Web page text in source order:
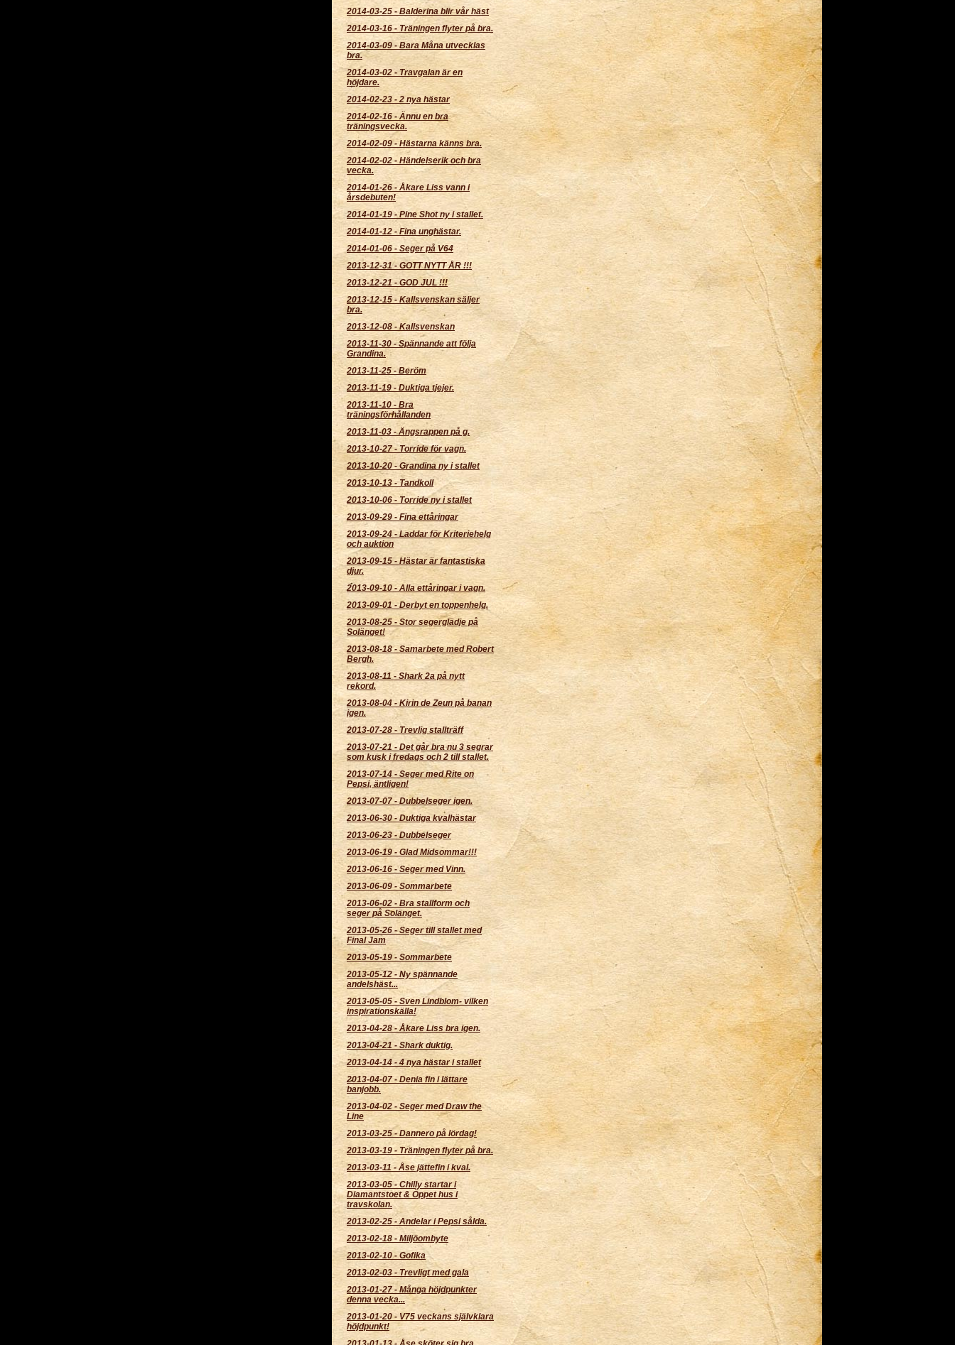
2014-03-25 -Balderina blir vår häst
2014-03-16- Träningen flyter på bra.
2014-03-09 - Bara Måna utvecklas
bra.
2014-03-02 - Travgalan är en
höjdare.
2014-02-23 - 2 nya hästar
2014-02-16 - Ännu en bra
träningsvecka.
2014-02-09-Hästarna känns bra.
2014-02-02 - Händelserik och bra
vecka.
2014-01-26 -Åkare Liss vann i
årsdebuten!
2014-01-19 - Pine Shot ny i stallet.
2014-01-12 - Fina unghästar.
2014-01-06 - Seger på V64
2013-12-31- GOTT NYTT ÅR !!!
2013-12-21 - GOD JUL !!!
2013-12-15- Kallsvenskan säljer
bra.
2013-12-08 -Kallsvenskan
2013-11-30 -Spännande att följa
Grandina.
2013-11-25 -Beröm
2013-11-19 -Duktiga tjejer.
2013-11-10 - Bra
träningsförhållanden
2013-11-03 -Ängsrappen på g.
2013-10-27-Torride för vagn.
2013-10-20- Grandina ny i stallet
2013-10-13 -Tandkoll
2013-10-06- Torride ny i stallet
2013-09-29 -Fina ettåringar
2013-09-24-Laddar för Kriteriehelg
och auktion
2013-09-15- Hästar är fantastiska
djur.
2013-09-10 -Alla ettåringar i vagn.
2013-09-01 -Derbyt en toppenhelg.
2013-08-25 - Stor segerglädje på
Solänget!
2013-08-18- Samarbete med Robert
Bergh.
2013-08-11- Shark 2a på nytt
rekord.
2013-08-04- Kirin de Zeun på banan
igen.
2013-07-28 - Trevlig stallträff
2013-07-21 - Det går bra nu 3 segrar
som kusk i fredags och 2 till stallet.
2013-07-14 -Seger med Rite on
Pepsi, äntligen!
2013-07-07 - Dubbelseger igen.
2013-06-30- Duktiga kvalhästar
2013-06-23 -Dubbelseger
2013-06-19 - Glad Midsommar!!!
2013-06-16 -Seger med Vinn.
2013-06-09-Sommarbete
2013-06-02 - Bra stallform och
seger på Solänget.
2013-05-26 -Seger till stallet med
Final Jam
2013-05-19 - Sommarbete
2013-05-12- Ny spännande
andelshäst...
2013-05-05- Sven Lindblom- vilken
inspirationskälla!
2013-04-28- Åkare Liss bra igen.
2013-04-21 - Shark duktig.
2013-04-14 -4 nya hästar i stallet
2013-04-07- Denia fin i lättare
banjobb.
2013-04-02 - Seger med Draw the
Line
2013-03-25-Dannero på lördag!
2013-03-19- Träningen flyter på bra.
2013-03-11 - Åse jättefin i kval.
2013-03-05 - Chilly startar i
Diamantstoet & Öppet hus i
travskolan.
2013-02-25 -Andelar i Pepsi sålda.
2013-02-18 - Miljöombyte
2013-02-10- Gofika
2013-02-03 -Trevligt med gala
2013-01-27- Många höjdpunkter
denna vecka...
2013-01-20- V75 veckans självklara
höjdpunkt!